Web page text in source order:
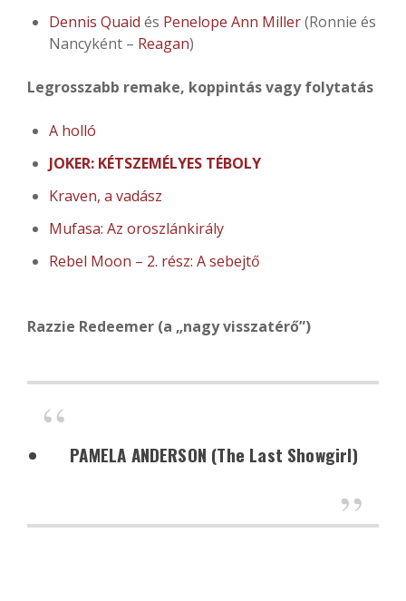
Dennis Quaid és Penelope Ann Miller(Ronnie és
Nancyként – Reagan)
Legrosszabb remake, koppintás vagy folytatás
A holló
JOKER: KÉTSZEMÉLYES TÉBOLY
Kraven, a vadász
Mufasa: Az oroszlánkirály
Rebel Moon – 2. rész: A sebejtő
Razzie Redeemer (a „nagy visszatérő”)
PAMELA ANDERSON (The Last Showgirl)